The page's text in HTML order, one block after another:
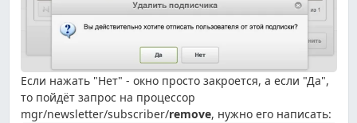
Если нажать "Нет" - окно просто закроется, а если "Да",
то пойдёт запрос на процессор
mgr/newsletter/subscriber/remove, нужно его написать: